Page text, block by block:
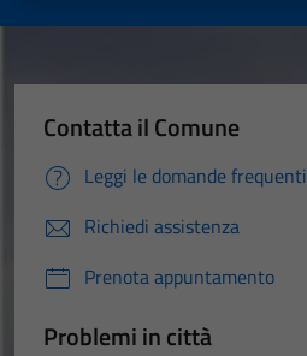
Contatta il Comune
Leggi le domande frequenti
Richiedi assistenza
Prenota appuntamento
Problemi in città